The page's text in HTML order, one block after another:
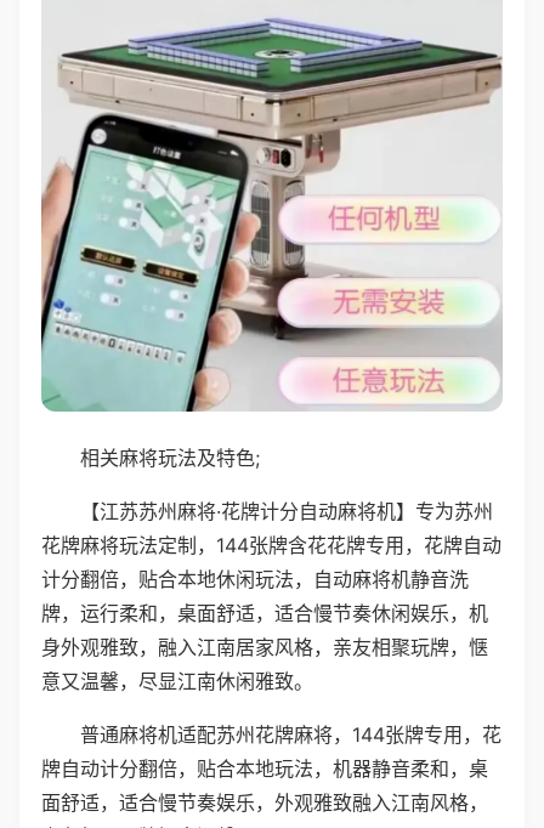
相关麻将玩法及特色;
【江苏苏州麻将·花牌计分自动麻将机】专为苏州
花牌麻将玩法定制，144张牌含花花牌专用，花牌自动
计分翻倍，贴合本地休闲玩法，自动麻将机静音洗
牌，运行柔和，桌面舒适，适合慢节奏休闲娱乐，机
身外观雅致，融入江南居家风格，亲友相聚玩牌，惬
意又温馨，尽显江南休闲雅致。
普通麻将机适配苏州花牌麻将，144张牌专用，花
牌自动计分翻倍，贴合本地玩法，机器静音柔和，桌
面舒适，适合慢节奏娱乐，外观雅致融入江南风格，